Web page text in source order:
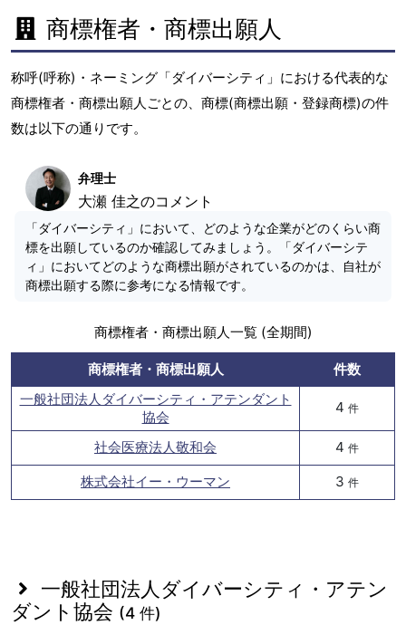
商標権者・商標出願人
称呼(呼称)・ネーミング「ダイバーシティ」における代表的な
商標権者・商標出願人ごとの、商標(商標出願・登録商標)の件
数は以下の通りです。
弁理士
大瀬 佳之のコメント
「ダイバーシティ」において、どのような企業がどのくらい商
標を出願しているのか確認してみましょう。「ダイバーシテ
ィ」においてどのような商標出願がされているのかは、自社が
商標出願する際に参考になる情報です。
商標権者・商標出願人一覧 (全期間)
商標権者・商標出願人
件数
一般社団法人ダイバーシティ・アテンダント
協会
4 件
社会医療法人敬和会 4 件
株式会社イー・ウーマン 3 件
一般社団法人ダイバーシティ・アテン
ダント協会 (4 件)